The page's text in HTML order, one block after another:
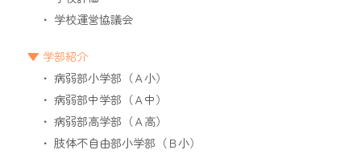
学校運営協議会
学部紹介
病弱部小学部（Ａ小）
病弱部中学部（Ａ中）
病弱部高学部（Ａ高）
肢体不自由部小学部（Ｂ小）